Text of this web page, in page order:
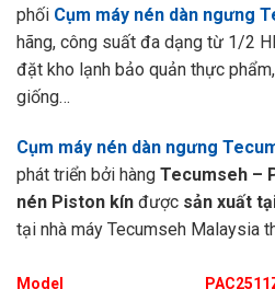
phối Cụm máy nén dàn ngưng
hãng, công suất đa dạng từ 1/2
đặt kho lạnh bảo quản thực
giống…
Cụm máy nén dàn ngưng
phát triển bởi hàng Tecumseh –
nén Piston kín được sản xuất
tại nhà máy Tecumseh Malaysia
Model